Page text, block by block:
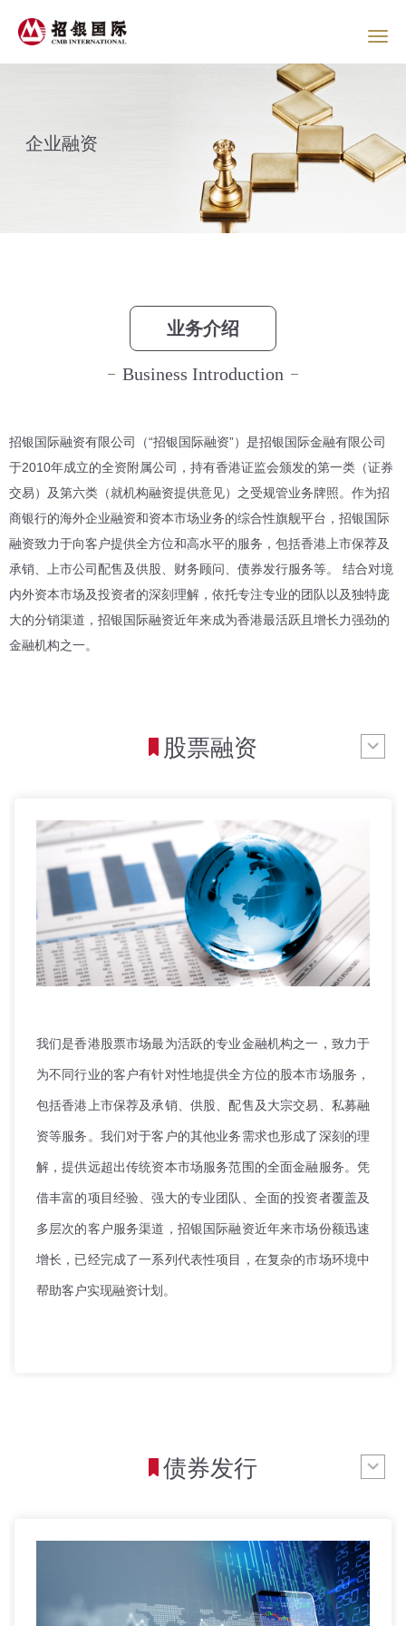
企业融资
业务介绍
Business Introduction
招银国际融资有限公司（“招银国际融资”）是招银国际金融有限公司
于2010年成立的全资附属公司，持有香港证监会颁发的第一类（证券
交易）及第六类（就机构融资提供意见）之受规管业务牌照。作为招
商银行的海外企业融资和资本市场业务的综合性旗舰平台，招银国际
融资致力于向客户提供全方位和高水平的服务，包括香港上市保荐及
承销、上市公司配售及供股、财务顾问、债券发行服务等。 结合对境
内外资本市场及投资者的深刻理解，依托专注专业的团队以及独特庞
大的分销渠道，招银国际融资近年来成为香港最活跃且增长力强劲的
金融机构之一。
股票融资
我们是香港股票市场最为活跃的专业金融机构之一，致力于
为不同行业的客户有针对性地提供全方位的股本市场服务，
包括香港上市保荐及承销、供股、配售及大宗交易、私募融
资等服务。我们对于客户的其他业务需求也形成了深刻的理
解，提供远超出传统资本市场服务范围的全面金融服务。凭
借丰富的项目经验、强大的专业团队、全面的投资者覆盖及
多层次的客户服务渠道，招银国际融资近年来市场份额迅速
增长，已经完成了一系列代表性项目，在复杂的市场环境中
帮助客户实现融资计划。
债券发行